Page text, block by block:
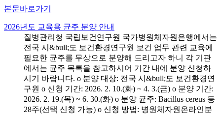
본문바로가기
2026년도 교육용 균주 분양 안내
질병관리청 국립보건연구원 국가병원체자원은행에서는
전국 시&bull;도 보건환경연구원 보건 업무 관련 교육에
필요한 균주를 무상으로 분양해 드리고자 하니 각 기관
에서는 균주 목록을 참고하시어 기간 내에 분양 신청하
시기 바랍니다. o 분양 대상: 전국 시&bull;도 보건환경연
구원 o 신청 기간: 2026. 2. 10.(화) ~ 4. 3.(금) o 분양 기간:
2026. 2. 19.(목) ~ 6. 30.(화) o 분양 균주: Bacillus cereus 등
28주(선택 신청 가능) o 신청 방법: 병원체자원온라인분